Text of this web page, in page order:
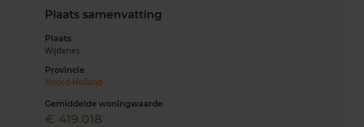
Plaats samenvatting
Plaats
Wijdenes
Provincie
Noord-Holland
Gemiddelde woningwaarde
€ 419.018